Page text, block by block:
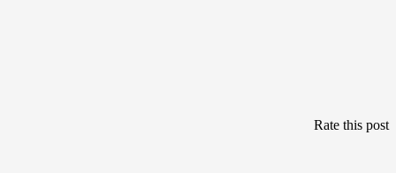
Rate this post